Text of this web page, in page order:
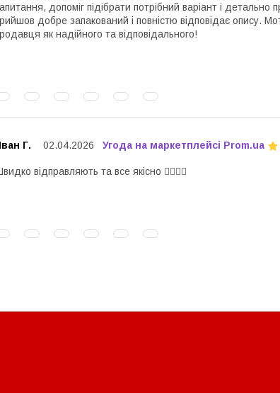
допоміг підібрати потрібний варіант і
добре запакований і повністю відповідає опису.
як надійного та відповідального!
Г. 02.04.2026 Угода на маркетплейсі Prom.ua
відправляють та все якісно 👍🏻👍🏻